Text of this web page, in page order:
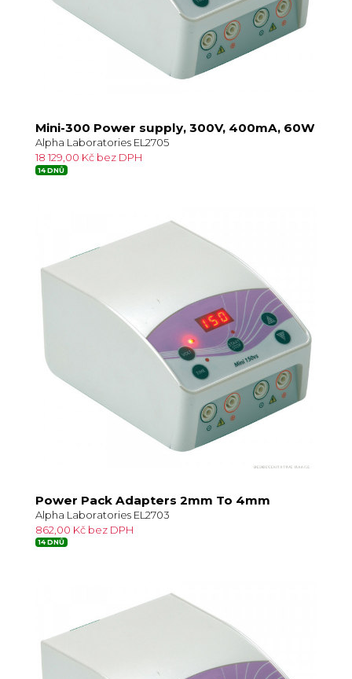
Mini-300 Power supply, 300V, 400mA, 60W
Alpha Laboratories EL2705
18 129,00 Kč bez DPH
14 DNŮ
Power Pack Adapters 2mm To 4mm
Alpha Laboratories EL2703
862,00 Kč bez DPH
14 DNŮ